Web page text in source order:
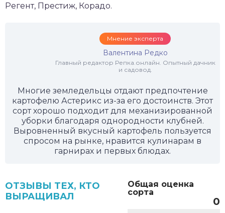
Регент, Престиж, Корадо.
Мнение эксперта
Валентина Редко
Главный редактор Репка.онлайн. Опытный дачник
и садовод.
Многие земледельцы отдают предпочтение
картофелю Астерикс из-за его достоинств. Этот
сорт хорошо подходит для механизированной
уборки благодаря однородности клубней.
Выровненный вкусный картофель пользуется
спросом на рынке, нравится кулинарам в
гарнирах и первых блюдах.
Общая оценка
сорта
0
ОТЗЫВЫ ТЕХ, КТО
ВЫРАЩИВАЛ